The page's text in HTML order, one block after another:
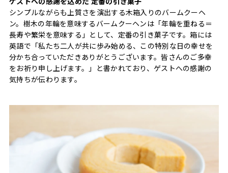
シンプルながらも上質さを演出する木箱入りのバームクーヘ
ン。樹木の年輪を意味するバームクーヘンは「年輪を重ねる＝
長寿や繁栄を意味する」として、定番の引き菓子です。箱には
英語で「私たち二人が共に歩み始める、この特別な日の幸せを
分かち合っていただきありがとうございます。皆さんのご多幸
をお祈り申し上げます。」と書かれており、ゲストへの感謝の
気持ちが伝わります。